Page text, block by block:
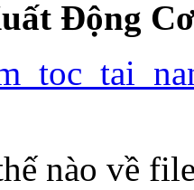
Động
nào về